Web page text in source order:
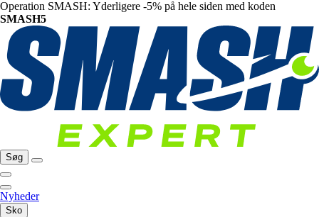
Operation SMASH: Yderligere -5% på hele siden med koden
SMASH5
Søg
Nyheder
Sko